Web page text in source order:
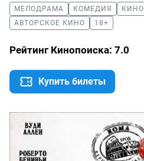
МЕЛОДРАМА КОМЕДИЯ КИНО
АВТОРСКОЕ КИНО
18+
Рейтинг Кинопоиска: 7.0
Купить билеты